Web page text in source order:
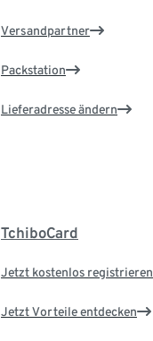
Versandpartner
Packstation
Lieferadresse ändern
TchiboCard
Jetzt kostenlos registrieren
Jetzt Vorteile entdecken